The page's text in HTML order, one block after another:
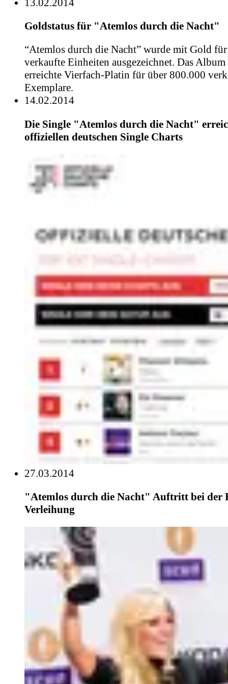
Goldstatus für "Atemlos durch die Nacht"
“Atemlos durch die Nacht” wurde mit Gold
verkaufte Einheiten ausgezeichnet. Das Album
erreichte Vierfach-Platin für über 800.000
Exemplare.
14.02.2014
Die Single "Atemlos durch die Nacht"
offiziellen deutschen Single Charts
27.03.2014
"Atemlos durch die Nacht" Auftritt bei der
Verleihung